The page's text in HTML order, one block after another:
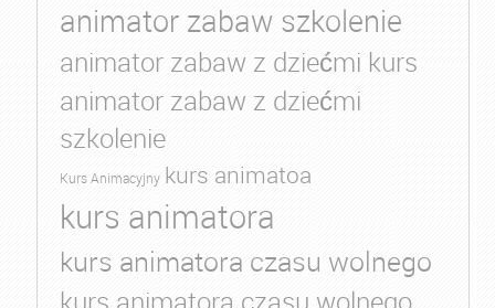
animator zabaw szkolenie
animator zabaw z dziećmi kurs
animator zabaw z dziećmi
szkolenie
Kurs Animacyjny kurs animatoa
kurs animatora
kurs animatora czasu wolnego